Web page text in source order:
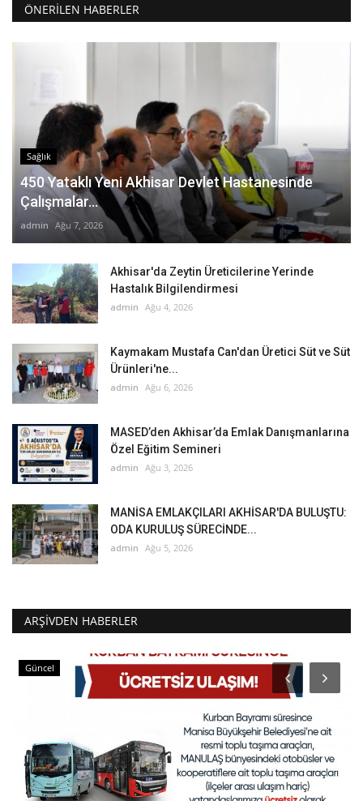
ÖNERILEN HABERLER
Sağlık
450 Yataklı Yeni Akhisar Devlet Hastanesinde
Çalışmalar...
admin Ağu 7, 2026
Akhisar'da Zeytin Üreticilerine Yerinde
Hastalık Bilgilendirmesi
admin Ağu 4, 2026
Kaymakam Mustafa Can'dan Üretici Süt ve Süt
Ürünleri'ne...
admin Ağu 6, 2026
MASED’den Akhisar’da Emlak Danışmanlarına
Özel Eğitim Semineri
admin Ağu 3, 2026
MANİSA EMLAKÇILARI AKHİSAR'DA BULUŞTU:
ODA KURULUŞ SÜRECİNDE...
admin Ağu 5, 2026
ARŞIVDEN HABERLER
Ekonomi